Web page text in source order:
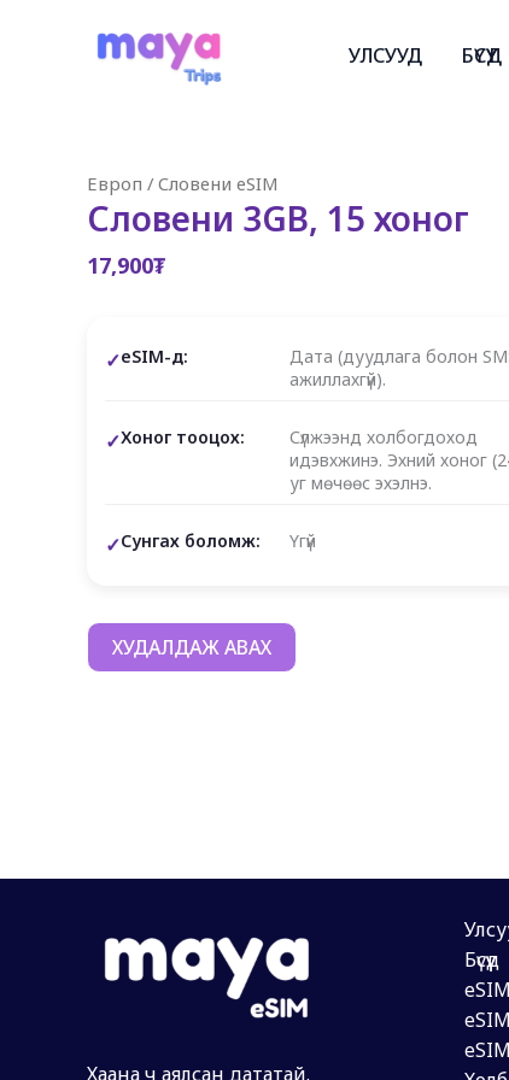
УЛСУУД БҮСҮҮД
Европ / Словени eSIM
Словени 3GB, 15 хоног
17,900₮
eSIM-д:
Дата (дуудлага болон
ажиллахгүй).
Хоног тооцох:
Сүлжээнд холбогдоход
идэвхжинэ. Эхний хоног
уг мөчөөс эхэлнэ.
Сунгах боломж: Үгүй
ХУДАЛДАЖ АВАХ
Хаана ч аялсан дататай.
Бүсүүд